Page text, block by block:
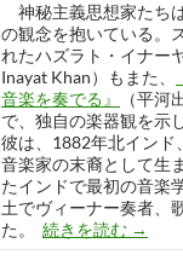
神秘主義思想家たち
の観念を抱いている。
れたハズラト・イナー
Inayat Khan）もまた、
音楽を奏でる』
（平河
で、独自の楽器観を示
彼は、1882年北インド
音楽家の末裔として生
たインドで最初の音楽
土でヴィーナー奏者、
た。 続きを読む スー
→